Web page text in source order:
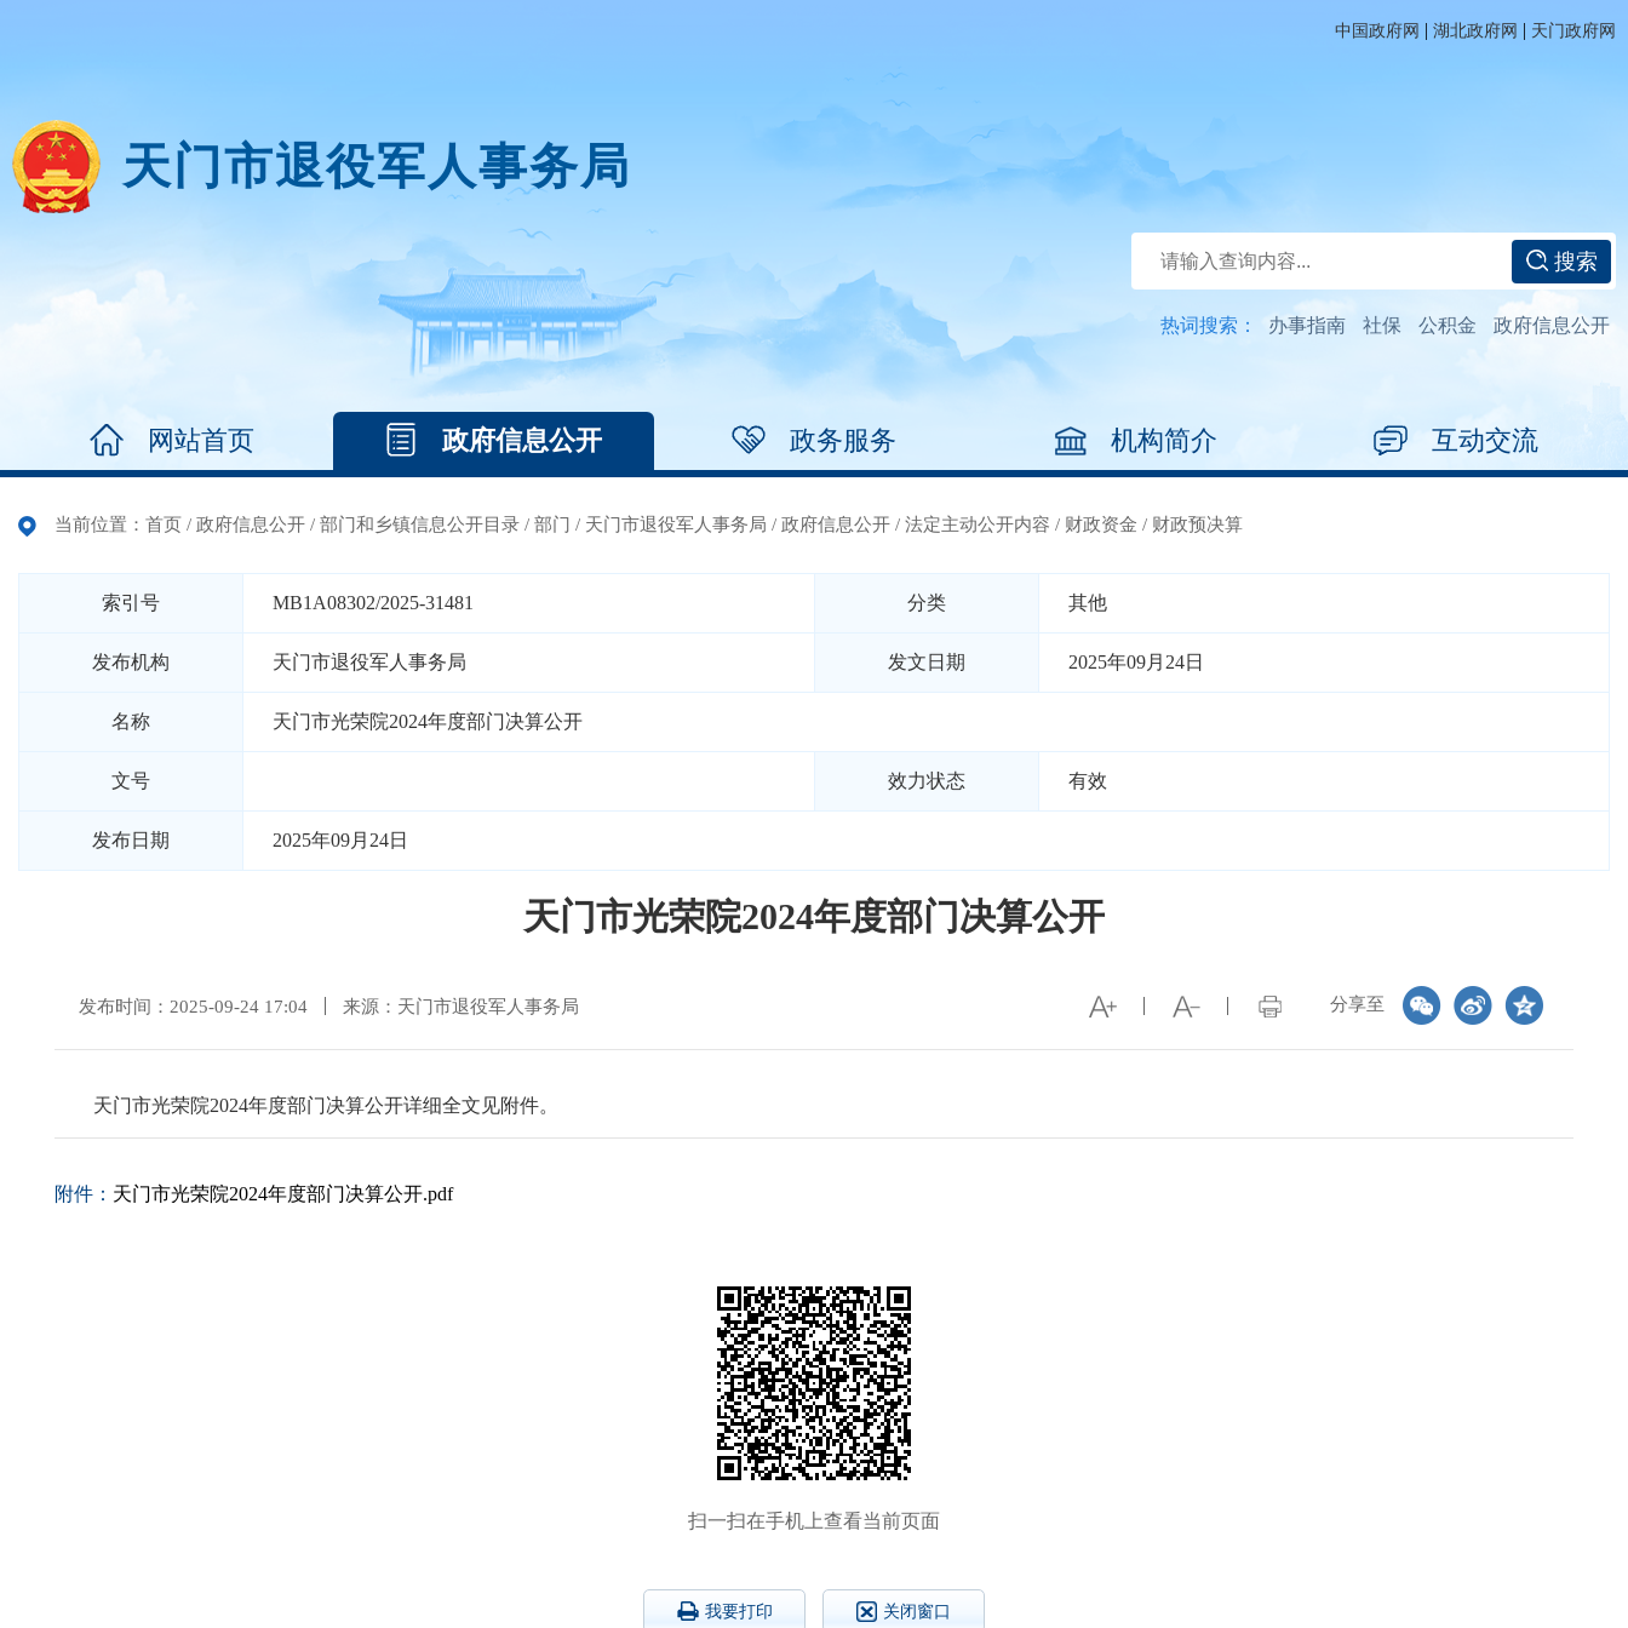
中国政府网 | 湖北政府网 | 天门政府网
天门市退役军人事务局
搜索
热词搜索： 办事指南 社保 公积金 政府信息公开
网站首页 政府信息公开 政务服务 机构简介 互动交流
当前位置： 首页 / 政府信息公开 / 部门和乡镇信息公开目录 / 部门 / 天门市退役军人事务局 / 政府信息公开 / 法定主动公开内容 / 财政资金 / 财政预决算
索引号 MB1A08302/2025-31481 分类 其他
发布机构 天门市退役军人事务局 发文日期 2025年09月24日
名称 天门市光荣院2024年度部门决算公开
文号 效力状态 有效
发布日期 2025年09月24日
天门市光荣院2024年度部门决算公开
分享至
发布时间：2025-09-24 17:04 来源：天门市退役军人事务局
天门市光荣院2024年度部门决算公开详细全文见附件。
附件： 天门市光荣院2024年度部门决算公开.pdf
扫一扫在手机上查看当前页面
我要打印 关闭窗口